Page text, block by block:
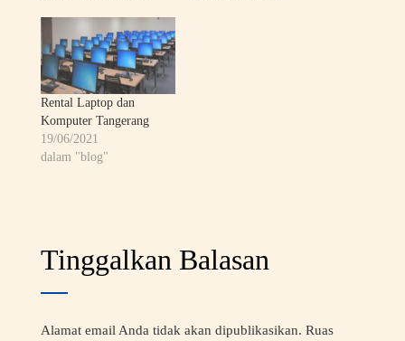
Rental Laptop dan
Komputer Tangerang
19/06/2021
dalam "blog"
Tinggalkan Balasan
Alamat email Anda tidak akan dipublikasikan. Ruas